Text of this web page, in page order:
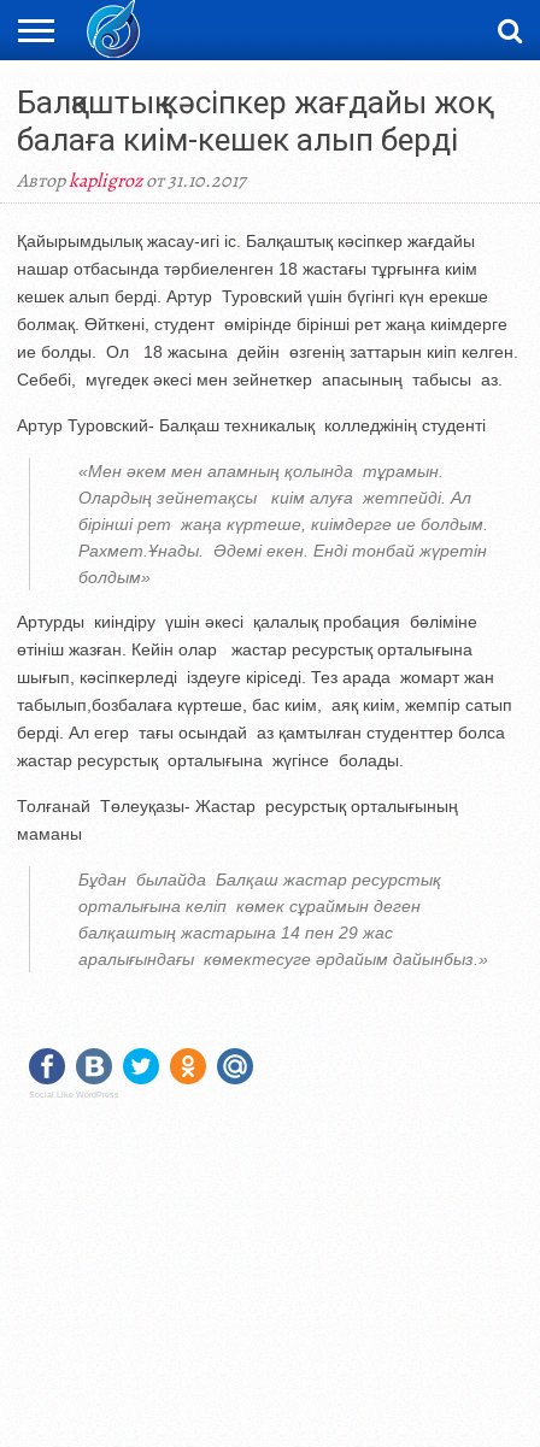
НОВОСТИ
ВИДЕО
ФОТОРЕПОРТАЖИ
ОРКЕН
LIVETV
Балқаштық кәсіпкер жағдайы жоқ
балаға киім-кешек алып берді
Авторkapligrozот 31.10.2017
Қайырымдылық жасау-игі іс. Балқаштық кәсіпкер жағдайы
нашар отбасында тәрбиеленген 18 жастағы тұрғынға киім
кешек алып берді. Артур Туровский үшін бүгінгі күн ерекше
болмақ. Өйткені, студент өмірінде бірінші рет жаңа киімдерге
ие болды. Ол 18 жасына дейін өзгенің заттарын киіп келген.
Себебі, мүгедек әкесі мен зейнеткер апасының табысы аз.
Артур Туровский- Балқаш техникалық колледжінің студенті
«Мен әкем мен апамның қолында тұрамын.
Олардың зейнетақсы киім алуға жетпейді. Ал
бірінші рет жаңа күртеше, киімдерге ие болдым.
Рахмет.Ұнады. Әдемі екен. Енді тонбай жүретін
болдым»
Артурды киіндіру үшін әкесі қалалық пробация бөліміне
өтініш жазған. Кейін олар жастар ресурстық орталығына
шығып, кәсіпкерледі іздеуге кіріседі. Тез арада жомарт жан
табылып,бозбалаға күртеше, бас киім, аяқ киім, жемпір сатып
берді. Ал егер тағы осындай аз қамтылған студенттер болса
жастар ресурстық орталығына жүгінсе болады.
Толғанай Төлеуқазы- Жастар ресурстық орталығының
маманы
Бұдан былайда Балқаш жастар ресурстық
орталығына келіп көмек сұраймын деген
балқаштың жастарына 14 пен 29 жас
аралығындағы көмектесуге әрдайым дайынбыз.»
Social Like WordPress